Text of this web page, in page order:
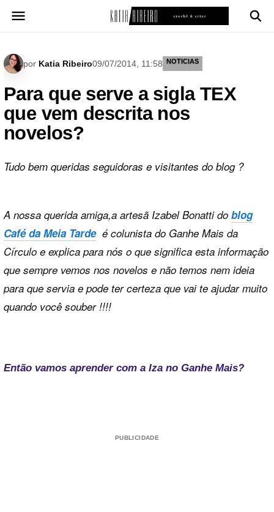
para
por Katia Ribeiro09/07/2014, 11:58 NOTICIAS
Para que serve a sigla TEX
que vem descrita nos
novelos?
Tudo bem queridas seguidoras e visitantes do blog ?
A nossa querida amiga,a artesã Izabel Bonatti do blog
Café da Meia Tardeé colunista do Ganhe Mais da
Círculo e explica para nós o que significa esta informação
que sempre vemos nos novelos e não temos nem ideia
para que servia e pode ter certeza que vai te ajudar muito
quando você souber !!!!
Então vamos aprender com a Iza no Ganhe Mais?
PUBLICIDADE